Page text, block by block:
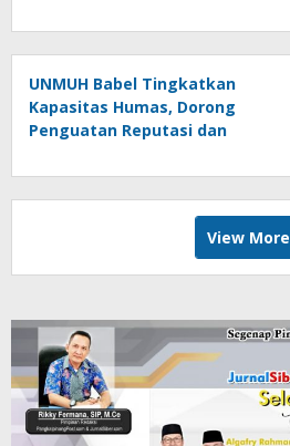
UNMUH Babel Tingkatkan
Kapasitas Humas, Dorong
Penguatan Reputasi dan
View More